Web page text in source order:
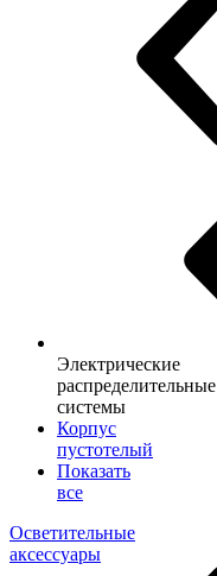
Электрические
распределительные
системы
Корпус
пустотелый
Показать
все
Осветительные
аксессуары